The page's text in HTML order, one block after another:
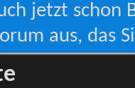
jetzt schon
aus, das